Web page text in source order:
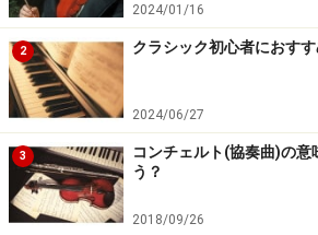
2024/01/16
2 クラシック初心者におす
2024/06/27
3
コンチェルト(協奏曲)の
う？
2018/09/26